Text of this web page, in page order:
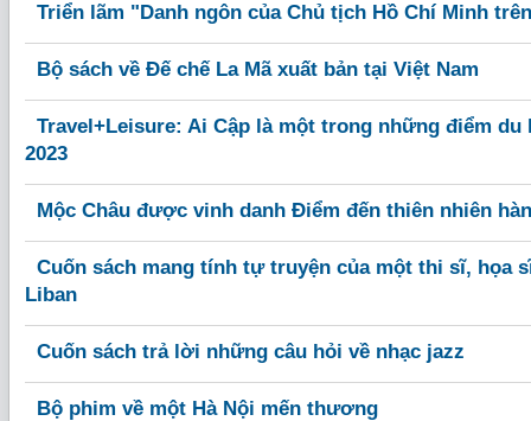
Triển lãm "Danh ngôn của Chủ tịch Hồ Chí Minh
Bộ sách về Đế chế La Mã xuất bản tại Việt Nam
Travel+Leisure: Ai Cập là một trong những điểm
2023
Mộc Châu được vinh danh Điểm đến thiên nhiên
Cuốn sách mang tính tự truyện của một thi sĩ, họa
Liban
Cuốn sách trả lời những câu hỏi về nhạc jazz
Bộ phim về một Hà Nội mến thương